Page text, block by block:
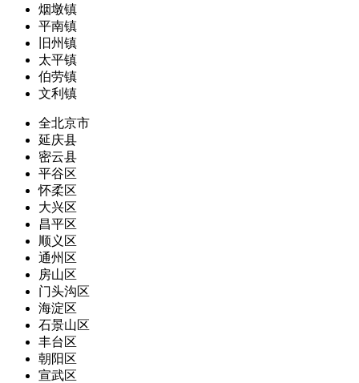
烟墩镇
平南镇
旧州镇
太平镇
伯劳镇
文利镇
全北京市
延庆县
密云县
平谷区
怀柔区
大兴区
昌平区
顺义区
通州区
房山区
门头沟区
海淀区
石景山区
丰台区
朝阳区
宣武区